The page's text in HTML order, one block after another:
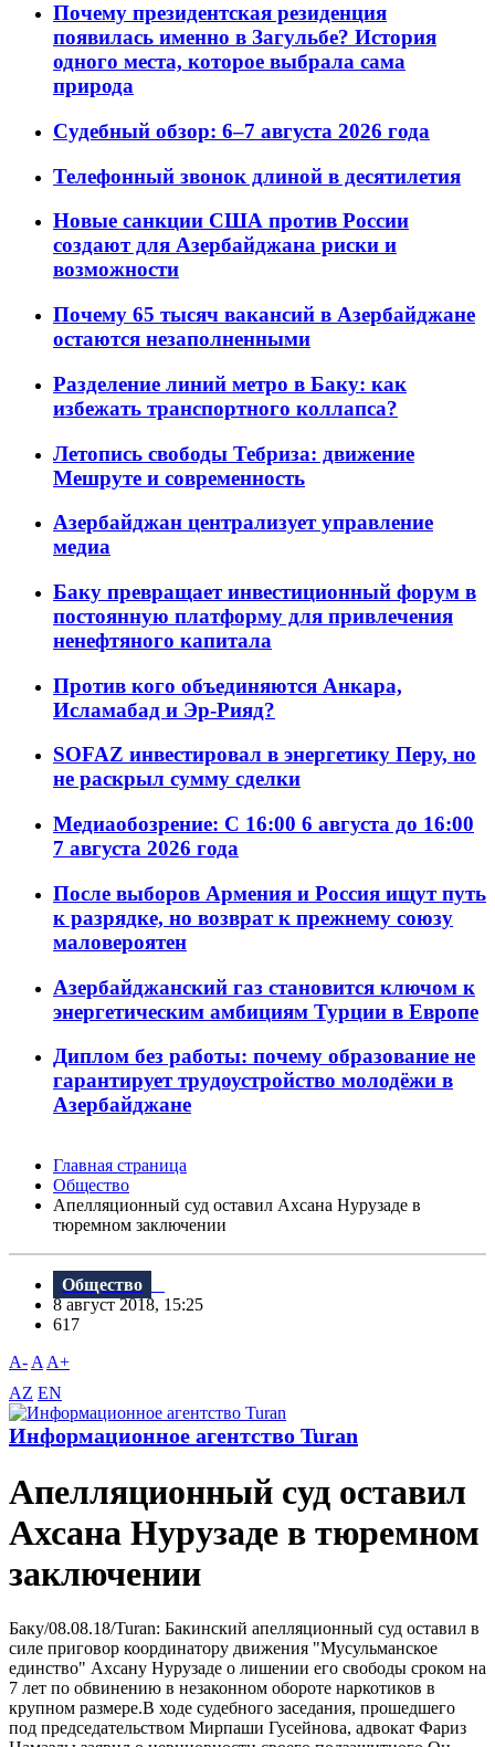
Почему президентская резиденция
появилась именно в Загульбе? История
одного места, которое выбрала сама
природа
Судебный обзор: 6–7 августа 2026 года
Телефонный звонок длиной в десятилетия
Новые санкции США против России
создают для Азербайджана риски и
возможности
Почему 65 тысяч вакансий в Азербайджане
остаются незаполненными
Разделение линий метро в Баку: как
избежать транспортного коллапса?
Летопись свободы Тебриза: движение
Мешруте и современность
Азербайджан централизует управление
медиа
Баку превращает инвестиционный форум в
постоянную платформу для привлечения
ненефтяного капитала
Против кого объединяются Анкара,
Исламабад и Эр-Рияд?
SOFAZ инвестировал в энергетику Перу, но
не раскрыл сумму сделки
Медиаобозрение: С 16:00 6 августа до 16:00
7 августа 2026 года
После выборов Армения и Россия ищут путь
к разрядке, но возврат к прежнему союзу
маловероятен
Азербайджанский газ становится ключом к
энергетическим амбициям Турции в Европе
Диплом без работы: почему образование не
гарантирует трудоустройство молодёжи в
Азербайджане
Главная страница
Общество
Апелляционный суд оставил Ахсана Нурузаде в
тюремном заключении
Общество
8 август 2018, 15:25
617
A- A A+
AZ EN
Информационное агентство Turan
Апелляционный суд оставил
Ахсана Нурузаде в тюремном
заключении
Баку/08.08.18/Turan: Бакинский апелляционный суд оставил в
силе приговор координатору движения "Мусульманское
единство" Ахсану Нурузаде о лишении его свободы сроком на
7 лет по обвинению в незаконном обороте наркотиков в
крупном размере.B ходе судебного заседания, прошедшего
под председательством Мирпаши Гусейнова, адвокат Фариз